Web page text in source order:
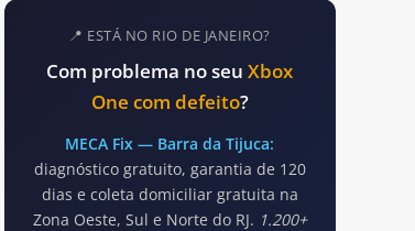
📍 ESTÁ NO RIO DE JANEIRO?
Com problema no seuXbox
One com defeito?
MECA Fix — Barra da Tijuca:
diagnóstico gratuito, garantia de 120
dias e coleta domiciliar gratuita na
Zona Oeste, Sul e Norte do RJ. 1.200+